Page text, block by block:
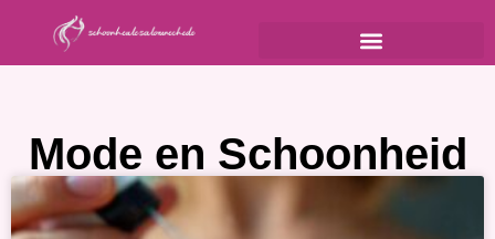
Mode en Schoonheid